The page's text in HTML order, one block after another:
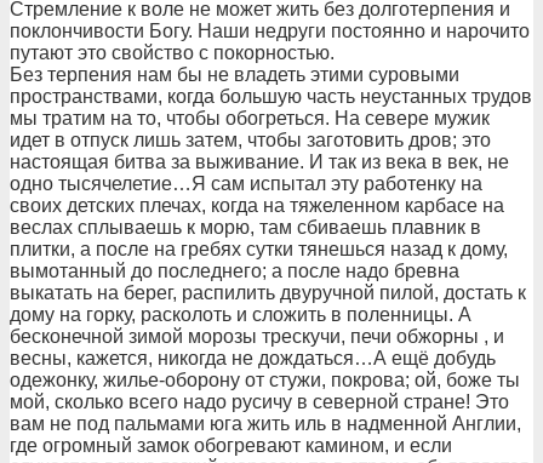
Стремление к воле не может жить без долготерпения и
поклончивости Богу. Наши недруги постоянно и нарочито
путают это свойство с покорностью.
Без терпения нам бы не владеть этими суровыми
пространствами, когда большую часть неустанных трудов
мы тратим на то, чтобы обогреться. На севере мужик
идет в отпуск лишь затем, чтобы заготовить дров; это
настоящая битва за выживание. И так из века в век, не
одно тысячелетие…Я сам испытал эту работенку на
своих детских плечах, когда на тяжеленном карбасе на
веслах сплываешь к морю, там сбиваешь плавник в
плитки, а после на гребях сутки тянешься назад к дому,
вымотанный до последнего; а после надо бревна
выкатать на берег, распилить двуручной пилой, достать к
дому на горку, расколоть и сложить в поленницы. А
бесконечной зимой морозы трескучи, печи обжорны , и
весны, кажется, никогда не дождаться…А ещё добудь
одежонку, жилье-оборону от стужи, покрова; ой, боже ты
мой, сколько всего надо русичу в северной стране! Это
вам не под пальмами юга жить иль в надменной Англии,
где огромный замок обогревают камином, и если